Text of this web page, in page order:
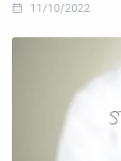
11/10/2022